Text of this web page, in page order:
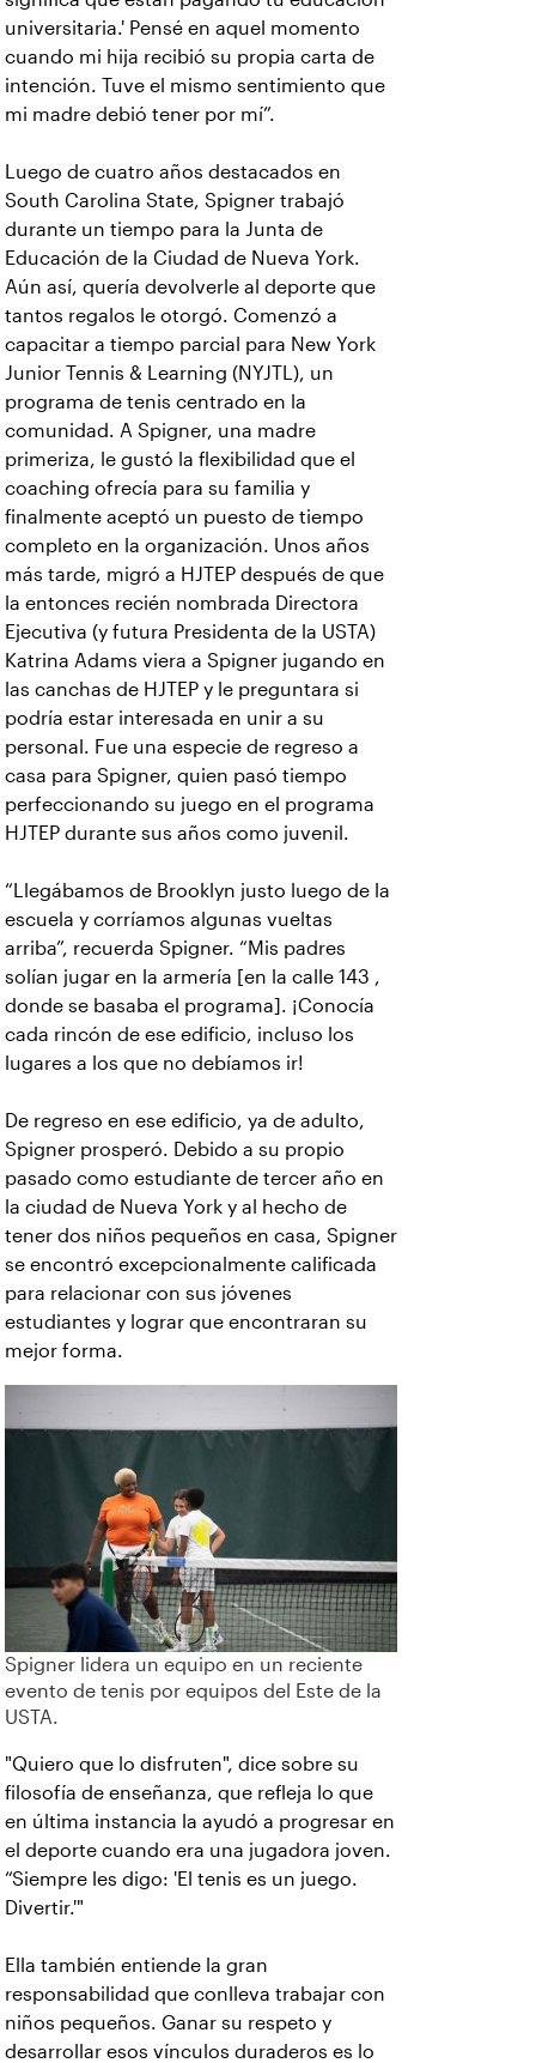
universitaria.' Pensé en aquel momento
cuando mi hija recibió su propia carta de
intención. Tuve el mismo sentimiento que
mi madre debió tener por mí”.
Luego de cuatro años destacados en
South Carolina State, Spigner trabajó
durante un tiempo para la Junta de
Educación de la Ciudad de Nueva York.
Aún así, quería devolverle al deporte que
tantos regalos le otorgó. Comenzó a
capacitar a tiempo parcial para New York
Junior Tennis & Learning (NYJTL), un
programa de tenis centrado en la
comunidad. A Spigner, una madre
primeriza, le gustó la flexibilidad que el
coaching ofrecía para su familia y
finalmente aceptó un puesto de tiempo
completo en la organización. Unos años
más tarde, migró a HJTEP después de que
la entonces recién nombrada Directora
Ejecutiva (y futura Presidenta de la USTA)
Katrina Adams viera a Spigner jugando en
las canchas de HJTEP y le preguntara si
podría estar interesada en unir a su
personal. Fue una especie de regreso a
casa para Spigner, quien pasó tiempo
perfeccionando su juego en el programa
HJTEP durante sus años como juvenil.
“Llegábamos de Brooklyn justo luego de la
escuela y corríamos algunas vueltas
arriba”, recuerda Spigner. “Mis padres
solían jugar en la armería [en la calle 143 ,
donde se basaba el programa]. ¡Conocía
cada rincón de ese edificio, incluso los
lugares a los que no debíamos ir!
De regreso en ese edificio, ya de adulto,
Spigner prosperó. Debido a su propio
pasado como estudiante de tercer año en
la ciudad de Nueva York y al hecho de
tener dos niños pequeños en casa, Spigner
se encontró excepcionalmente calificada
para relacionar con sus jóvenes
estudiantes y lograr que encontraran su
mejor forma.
Spigner lidera un equipo en un reciente
evento de tenis por equipos del Este de la
USTA.
"Quiero que lo disfruten", dice sobre su
filosofía de enseñanza, que refleja lo que
en última instancia la ayudó a progresar en
el deporte cuando era una jugadora joven.
“Siempre les digo: 'El tenis es un juego.
Divertir.'"
Ella también entiende la gran
responsabilidad que conlleva trabajar con
niños pequeños. Ganar su respeto y
desarrollar esos vínculos duraderos es lo